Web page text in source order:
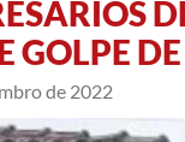
GOLPE
de 2022